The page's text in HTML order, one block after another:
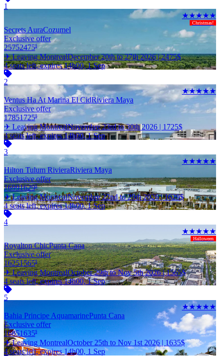
1
★★★★★
Christmas!
Secrets AuraCozumel
Exclusive offer
25752475$
✈ Leaving MontrealDecember 20th to 27th 2026 |2475$
4 seats left, expires 14h00, 1 Sep
2
★★★★★
Ventus Ha At Marina El CidRiviera Maya
Exclusive offer
17851725$
✈ Leaving MontrealNovembre 23rd to 30th 2026 | 1725$
4 seats left, expires 14h00, 1 Sep
3
★★★★★
Hilton Tulum RivieraRiviera Maya
Exclusive offer
16991629$
✈ Leaving MontrealNovembre 22nd to 29th 2026 |1629$
4 seats left, expires 14h00, 1 Sep
4
★★★★★
Halloween
Royalton ChicPunta Cana
Exclusive offer
16251565$
✈ Leaving MontrealOctober 29th to Nov 5th 2026 |1565$
4 seats left, expires 14h00, 1 Sep
5
★★★★★
Bahia Principe AquamarinePunta Cana
Exclusive offer
16851635$
✈ Leaving MontrealOctober 25th to Nov 1st 2026 | 1635$
4 seats left, expires 14h00, 1 Sep